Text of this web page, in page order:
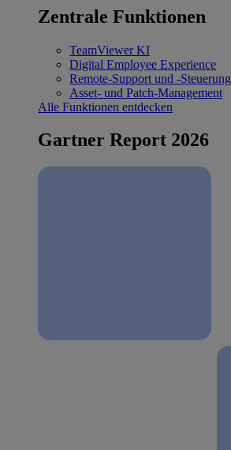
Zentrale Funktionen
TeamViewer KI
Digital Employee Experience
Remote-Support und -Steuerung
Asset- und Patch-Management
Alle Funktionen entdecken
Gartner Report 2026